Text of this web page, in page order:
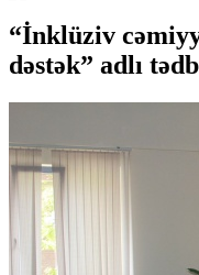
“İnklüziv
dəstək” adlı